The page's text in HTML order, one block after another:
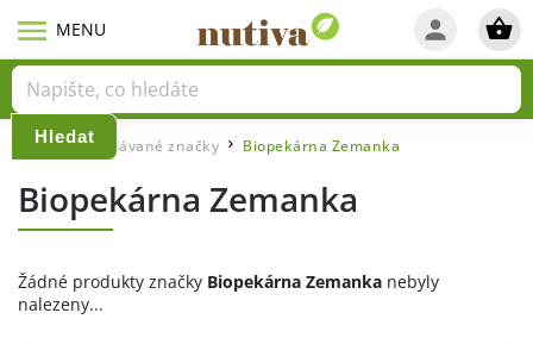
Hledat
Domů / Prodávané značky / Biopekárna Zemanka
Biopekárna Zemanka
Žádné produkty značky Biopekárna Zemanka nebyly
nalezeny...